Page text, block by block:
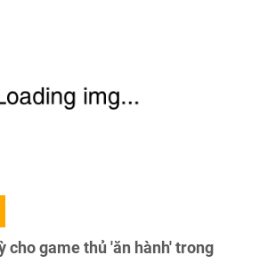
cho game thủ 'ăn hành' trong